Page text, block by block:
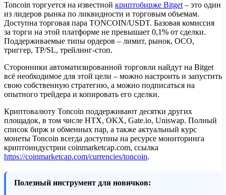
Toncoin торгуется на известной криптобирже Bitget – это один
из лидеров рынка по ликвидности и торговым объемам.
Доступна торговая пара TONCOIN/USDT. Базовая комиссия
за торги на этой платформе не превышает 0,1% от сделки.
Поддерживаемые типы ордеров – лимит, рынок, OCO,
триггер, TP/SL, трейлинг-стоп.
Сторонники автоматизированной торговли найдут на Bitget
всё необходимое для этой цели – можно настроить и запустить
свою собственную стратегию, а можно подписаться на
опытного трейдера и копировать его сделки.
Криптовалюту Toncoin поддерживают десятки других
площадок, в том числе HTX, OKX, Gate.io, Uniswap. Полный
список бирж и обменных пар, а также актуальный курс
монеты Toncoin всегда доступны на ресурсе мониторинга
криптоиндустрии coinmarketcap.com, ссылка
https://coinmarketcap.com/currencies/toncoin.
Полезный инструмент для новичков: